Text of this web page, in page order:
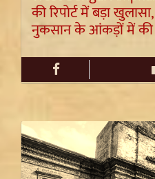
की रिपोर्ट में बड़ा
नुकसान के आंकड़ों में की